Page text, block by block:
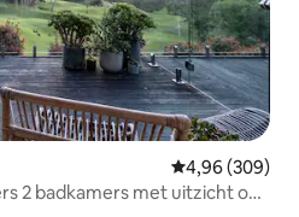
Gemiddelde
4,96 (309)
2 badkamers met uitzicht op